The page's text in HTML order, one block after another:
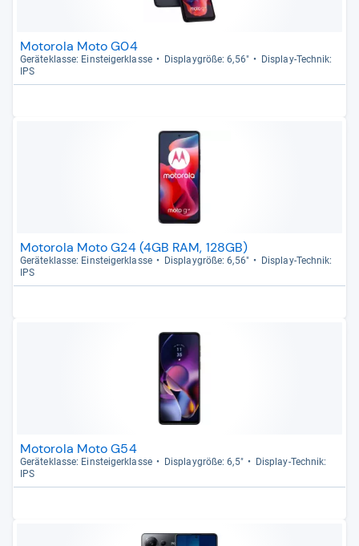
Motorola Moto G04
Gerä­te­klasse: Ein­stei­ger­klasse Dis­play­größe: 6,56"
Dis­play-​Tech­nik:
IPS
Motorola Moto G24 (4GB RAM, 128GB)
Gerä­te­klasse: Ein­stei­ger­klasse Dis­play­größe: 6,56"
Dis­play-​Tech­nik:
IPS
Motorola Moto G54
Gerä­te­klasse: Ein­stei­ger­klasse Dis­play­größe: 6,5"
Dis­play-​Tech­nik:
IPS